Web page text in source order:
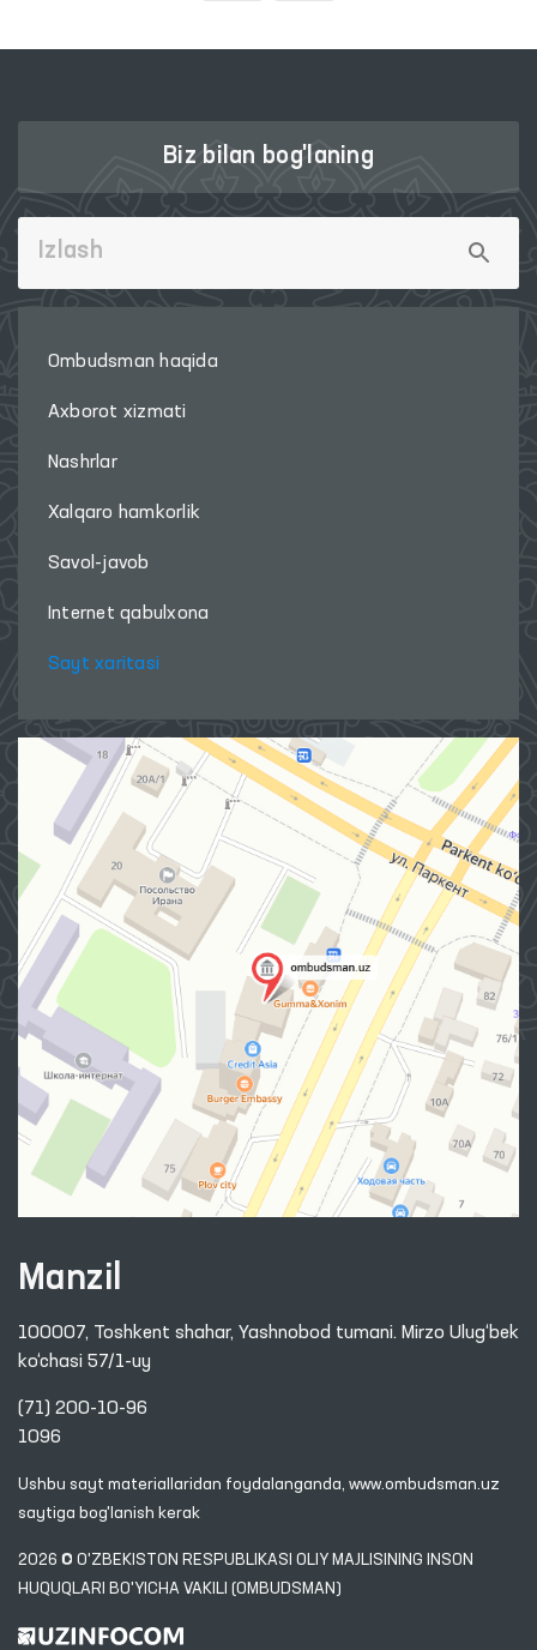
Biz bilan bog'laning
Ombudsman haqida
Axborot xizmati
Nashrlar
Xalqaro hamkorlik
Savol-javob
Internet qabulxona
Sayt xaritasi
Manzil
100007, Toshkent shahar, Yashnobod tumani. Mirzo Ulug‘bek
ko‘chasi 57/1-uy
(71) 200-10-96
1096
Ushbu sayt materiallaridan foydalanganda, www.ombudsman.uz
saytiga bog'lanish kerak
2026 © O'ZBEKISTON RESPUBLIKASI OLIY MAJLISINING INSON
HUQUQLARI BO'YICHA VAKILI (OMBUDSMAN)